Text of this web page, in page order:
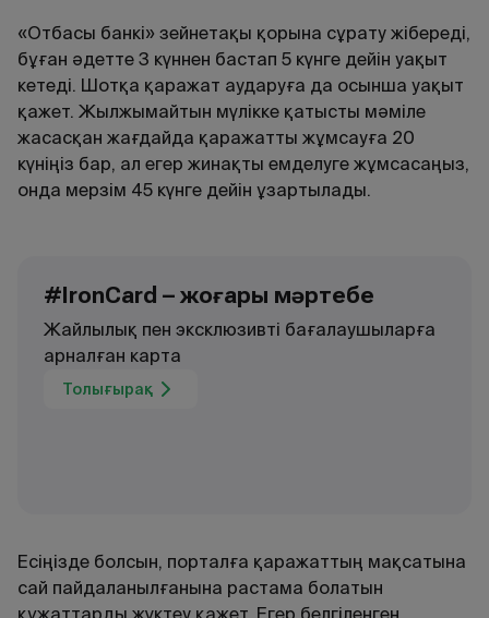
«Отбасы банкі» зейнетақы қорына сұрату жібереді,
бұған әдетте 3 күннен бастап 5 күнге дейін уақыт
кетеді. Шотқа қаражат аударуға да осынша уақыт
қажет. Жылжымайтын мүлікке қатысты мәміле
жасасқан жағдайда қаражатты жұмсауға 20
күніңіз бар, ал егер жинақты емделуге жұмсасаңыз,
онда мерзім 45 күнге дейін ұзартылады.
#IronCard – жоғары мәртебе
Жайлылық пен эксклюзивті бағалаушыларға
арналған карта
Толығырақ
Есіңізде болсын, порталға қаражаттың мақсатына
сай пайдаланылғанына растама болатын